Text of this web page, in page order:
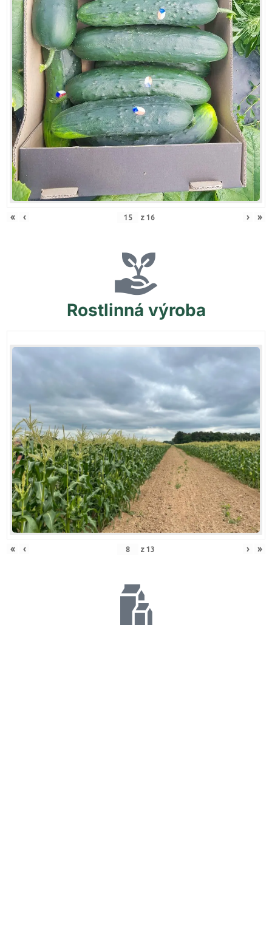
« ‹ z 16 › »
Rostlinná výroba
« ‹ z 13 › »